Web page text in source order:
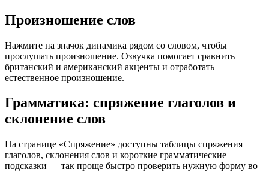
Произношение слов
Нажмите на значок динамика рядом со словом, чтобы
прослушать произношение. Озвучка помогает сравнить
британский и американский акценты и отработать
естественное произношение.
Грамматика: спряжение глаголов и
склонение слов
На странице «Спряжение» доступны таблицы спряжения
глаголов, склонения слов и короткие грамматические
подсказки — так проще быстро проверить нужную форму во